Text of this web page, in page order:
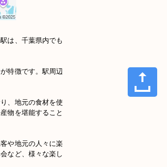
は、千葉県内でも
特徴です。駅周辺
、地元の食材を使
物を堪能すること
や地元の人々に楽
など、様々な楽し